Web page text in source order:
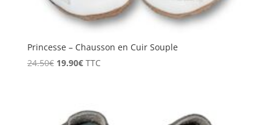
Princesse – Chausson en Cuir Souple
24.50€ Le
24.50€.
19.90€Le
19.90€.
TTC